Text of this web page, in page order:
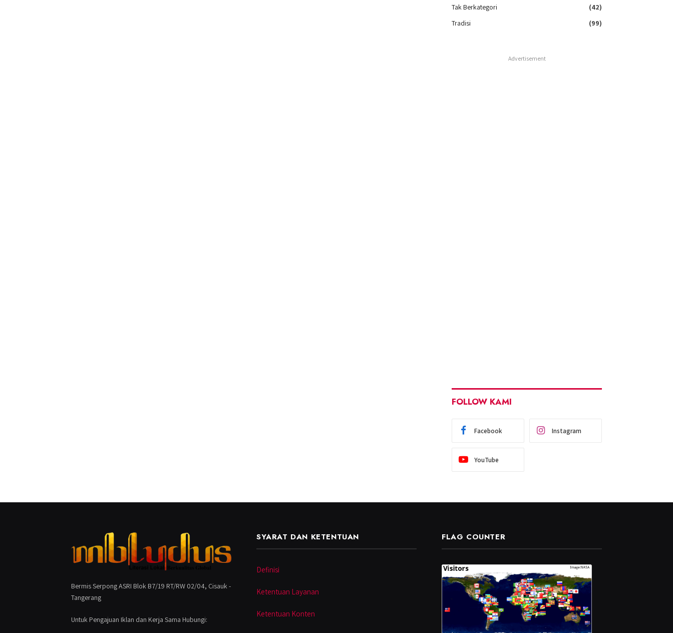
Tak Berkategori
(42)
Tradisi
(99)
Advertisement
FOLLOW KAMI
Facebook Instagram
YouTube
Bermis Serpong ASRI Blok B7/19 RT/RW 02/04, Cisauk -
Tangerang
Untuk Pengajuan Iklan dan Kerja Sama Hubungi:
SYARAT DAN KETENTUAN
Definisi
Ketentuan Layanan
Ketentuan Konten
FLAG COUNTER